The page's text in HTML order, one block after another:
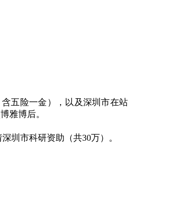
五险一金），以及深圳市在站
雅博后。
圳市科研资助（共30万）。